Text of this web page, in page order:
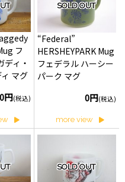
フ
ディ・
マグ
0円(税込)
SOLD OUT
“Federal”
HERSHEYPARK Mug
フェデラル ハーシー
パーク マグ
0円(税込)
more view
SOLD OUT